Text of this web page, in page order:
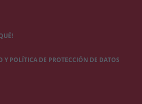
Y POLÍTICA DE PROTECCIÓN DE DATOS